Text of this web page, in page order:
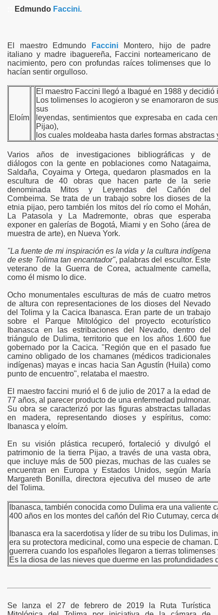
Edmundo Faccini.
El maestro Edmundo Faccini Montero, hijo de padre
italiano y madre ibaguereña, Faccini norteamericano de
nacimiento, pero con profundas raíces tolimenses que lo
hacían sentir orgulloso.
Eloím
El maestro Faccini llegó a Ibagué en 1988 y
Los tolimenses lo acogieron y se enamoraron de
sus
leyendas, sentimientos que expresaba en cada
Pijao),
los cuales moldeaba hasta darles formas
Varios años de investigaciones bibliográficas y de
diálogos con la gente en poblaciones como Natagaima,
Saldaña, Coyaima y Ortega, quedaron plasmados en la
escultura de 40 obras que hacen parte de la serie
denominada Mitos y Leyendas del Cañón del
Combeima. Se trata de un trabajo sobre los dioses de la
etnia pijao, pero también los mitos del río como el Mohán,
La Patasola y La Madremonte, obras que esperaba
exponer en galerías de Bogotá, Miami y en Soho (área de
muestra de arte), en Nueva York.
"La fuente de mi inspiración es la vida y la cultura indígena
de este Tolima tan encantador", palabras del escultor. Este
veterano de la Guerra de Corea, actualmente camella,
como él mismo lo dice.
Ocho monumentales esculturas de más de cuatro metros
de altura con representaciones de los dioses del Nevado
del Tolima y la Cacica Ibanasca. Eran parte de un trabajo
sobre el Parque Mitológico del proyecto ecoturístico
Ibanasca en las estribaciones del Nevado, dentro del
triángulo de Dulima, territorio que en los años 1.600 fue
gobernado por la Cacica. "Región que en el pasado fue
camino obligado de los chamanes (médicos tradicionales
indígenas) mayas e incas hacia San Agustín (Huila) como
punto de encuentro", relataba el maestro.
El maestro faccini murió el 6 de julio de 2017 a la edad de
77 años, al parecer producto de una enfermedad pulmonar.
Su obra se caracterizó por las figuras abstractas talladas
en madera, representando dioses y espíritus, como:
Ibanasca y eloím.
En su visión plástica recuperó, fortaleció y divulgó el
patrimonio de la tierra Pijao, a través de una vasta obra,
que incluye más de 500 piezas, muchas de las cuales se
encuentran en Europa y Estados Unidos, según María
Margareth Bonilla, directora ejecutiva del museo de arte
del Tolima.
Ibanasca, también conocida como Dulima era una
400 años en los montes del cañón del Rio Cutumay, cerca
Ibanasca era la sacerdotisa y líder de su tribu los
era su protectora medicinal, como una especie de
guerrera cuando los españoles llegaron a tierras
Es la diosa de las nieves que duerme en las
Se lanza el 27 de febrero de 2019 la Ruta Turística